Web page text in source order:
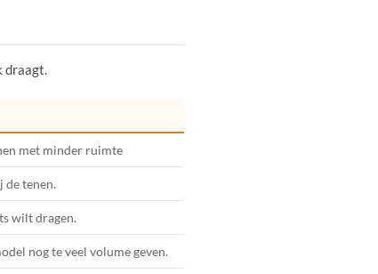
draagt.
met minder ruimte
de tenen.
wilt dragen.
nog te veel volume geven.